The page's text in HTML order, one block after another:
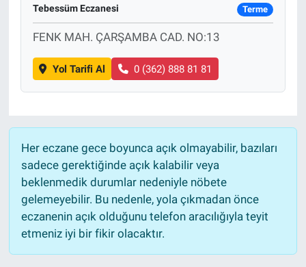
Tebessüm Eczanesi Terme
FENK MAH. ÇARŞAMBA CAD. NO:13
Yol Tarifi Al 0 (362) 888 81 81
Her eczane gece boyunca açık olmayabilir, bazıları
sadece gerektiğinde açık kalabilir veya
beklenmedik durumlar nedeniyle nöbete
gelemeyebilir. Bu nedenle, yola çıkmadan önce
eczanenin açık olduğunu telefon aracılığıyla teyit
etmeniz iyi bir fikir olacaktır.